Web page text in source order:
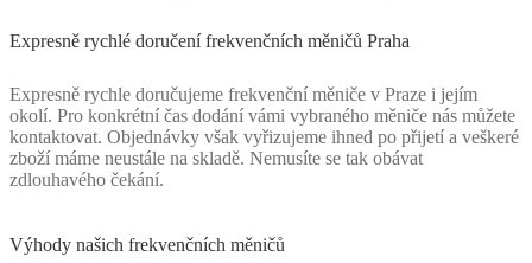
Expresně rychlé doručení frekvenčních měničů Praha
Expresně rychle doručujeme frekvenční měniče v Praze i jejím
okolí. Pro konkrétní čas dodání vámi vybraného měniče nás můžete
kontaktovat. Objednávky však vyřizujeme ihned po přijetí a veškeré
zboží máme neustále na skladě. Nemusíte se tak obávat
zdlouhavého čekání.
Výhody našich frekvenčních měničů